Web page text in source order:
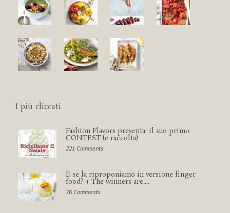
I più cliccati
Fashion Flavors presenta: il suo primo
CONTEST (e raccolta)
221 Comments
E se la riproponiamo in versione finger
food? + The winners are....
76 Comments